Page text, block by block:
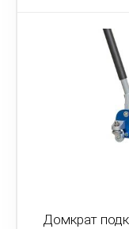
Домкрат